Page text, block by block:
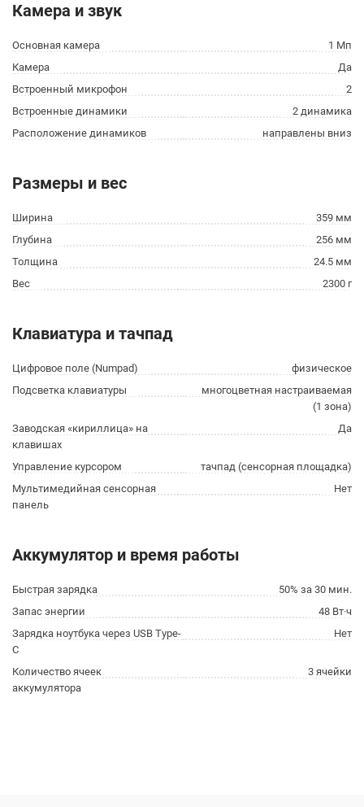
Камера и звук
Основная камера
1 Мп
Камера
Да
Встроенный микрофон
2
Встроенные динамики
2 динамика
Расположение динамиков
направлены вниз
Размеры и вес
Ширина
359 мм
Глубина
256 мм
Толщина
24.5 мм
Вес
2300 г
Клавиатура и тачпад
Цифровое поле (Numpad)
физическое
Подсветка клавиатуры
многоцветная настраиваемая
(1 зона)
Заводская «кириллица» на
клавишах
Да
Управление курсором
тачпад (сенсорная площадка)
Мультимедийная сенсорная
панель
Нет
Аккумулятор и время работы
Быстрая зарядка
50% за 30 мин.
Запас энергии
48 Вт·ч
Зарядка ноутбука через USB Type-
C
Нет
Количество ячеек
аккумулятора
3 ячейки